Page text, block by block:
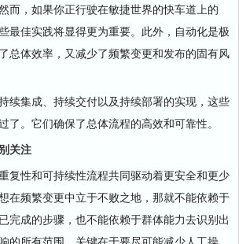
而，如果你正行驶在敏捷世界的快车道上的
最佳实践将显得更为重要。此外，自动化是极
总体效率，又减少了频繁变更和发布的固有风
集成、持续交付以及持续部署的实现，这些
了。它们确保了总体流程的高效和可靠性。
关注
性和可持续性流程共同驱动着更安全和更少
在频繁变更中立于不败之地，那就不能依赖于
完成的步骤，也不能依赖于群体能力去识别出
的所有范围。关键在于要尽可能减少人工操